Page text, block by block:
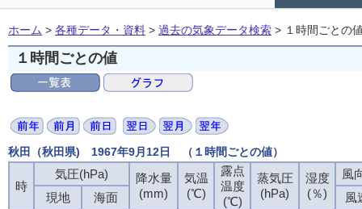
ホーム > 各種データ・資料 > 過去の気象データ検索 > １時間ごとの
１時間ごとの値
秋田（秋田県) 1967年9月12日 （１時間ごとの値）
時
気圧(hPa)
降水量
(mm)
気温
(℃)
露点
温度
(℃)
蒸気圧
(hPa)
湿度
(％)
風
現地
海面
風